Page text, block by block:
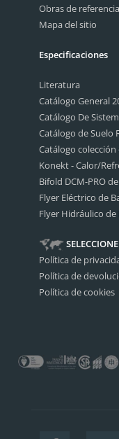
Obras de referencia
Mapa del sitio
Especificaciones
Literatura
Catálogo General
Catálogo De
Catálogo de Suelo
Catálogo
Konekt - Calor/
Bifold DCM-PRO
Flyer Eléctrico de
Flyer Hidráulico de
Política de
Política de
Política de cookies